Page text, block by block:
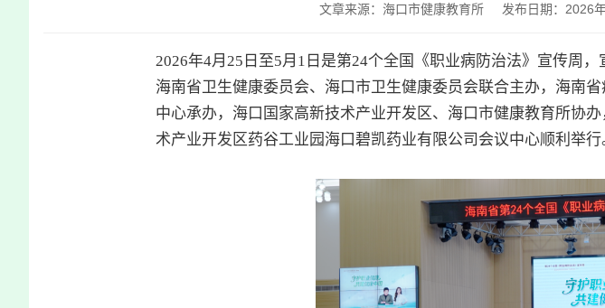
文章来源：海口市健康教育所 发布日期：2026
2026年4月25日至5月1日是第24个全国 《职业病防治法》 宣传周，
海南省卫生健康委员会、海口市卫生健康委员会联合主办，海南
中心承办，海口国家高新技术产业开发区、海口市健康教育所协办
术产业开发区药谷工业园海口碧凯药业有限公司会议中心顺利举行